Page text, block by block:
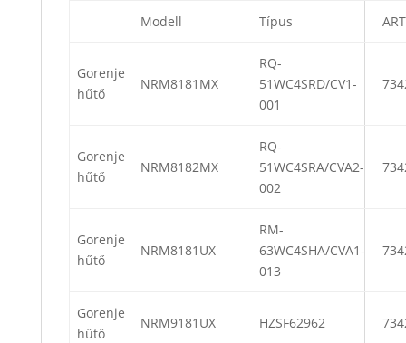
Modell Típus
Gorenje
hűtő
NRM8181MX
RQ-
51WC4SRD/CV1-
001
Gorenje
hűtő
NRM8182MX
RQ-
51WC4SRA/CVA2-
002
Gorenje
hűtő
NRM8181UX
RM-
63WC4SHA/CVA1-
013
Gorenje
hűtő
NRM9181UX HZSF62962